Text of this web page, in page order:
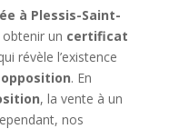
à Plessis-Saint-
un certificat
révèle l’existence
opposition. En
, la vente à un
nos